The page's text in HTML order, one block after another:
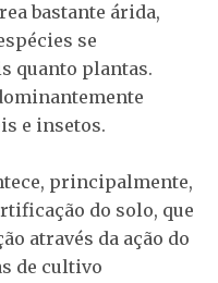
bastante árida,
se
quanto plantas.
e insetos.
principalmente,
do solo, que
através da ação do
de cultivo